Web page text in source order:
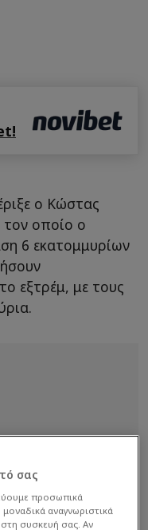
ο Κώστας
οποίο ο
6 εκατομμυρίων
εξτρέμ, με τους
σας
προσωπικά
αναγνωριστικά
συσκευή σας. Αν